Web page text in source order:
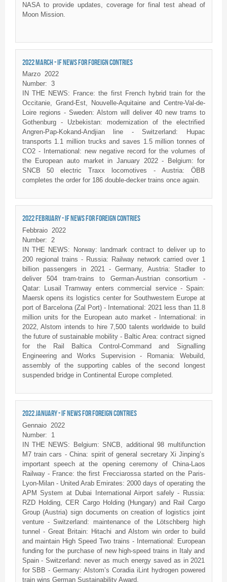
NASA to provide updates, coverage for final test ahead of
Moon Mission.
2022 MARCH - IF NEWS FOR FOREIGN CONTRIES
Marzo 2022
Number: 3
IN THE NEWS: France: the first French hybrid train for the
Occitanie, Grand-Est, Nouvelle-Aquitaine and Centre-Val-de-
Loire regions - Sweden: Alstom will deliver 40 new trams to
Gothenburg - Uzbekistan: modernization of the electrified
Angren-Pap-Kokand-Andjian line - Switzerland: Hupac
transports 1.1 million trucks and saves 1.5 million tonnes of
CO2 - International: new negative record for the volumes of
the European auto market in January 2022 - Belgium: for
SNCB 50 electric Traxx locomotives - Austria: ÖBB
completes the order for 186 double-decker trains once again.
2022 FEBRUARY - IF NEWS FOR FOREIGN CONTRIES
Febbraio
2022
Number:
2
IN THE NEWS: Norway: landmark contract to deliver up to
200 regional trains - Russia: Railway network carried over 1
billion passengers in 2021 - Germany, Austria: Stadler to
deliver 504 tram-trains to German-Austrian consortium -
Qatar: Lusail Tramway enters commercial service - Spain:
Maersk opens its logistics center for Southwestern Europe at
port of Barcelona (Zal Port) - International: 2021 less than 11.8
million units for the European auto market - International: in
2022, Alstom intends to hire 7,500 talents worldwide to build
the future of sustainable mobility - Baltic Area: contract signed
for the Rail Baltica Control-Command and Signalling
Engineering and Works Supervision - Romania: Webuild,
assembly of the supporting cables of the second longest
suspended bridge in Continental Europe completed.
2022 JANUARY - IF NEWS FOR FOREIGN CONTRIES
Gennaio
2022
Number:
1
IN THE NEWS: Belgium: SNCB, additional 98 multifunction
M7 train cars - China: spirit of general secretary Xi Jinping’s
important speech at the opening ceremony of China-Laos
Railway - France: the first Frecciarossa started on the Paris-
Lyon-Milan - United Arab Emirates: 2000 days of operating the
APM System at Dubai International Airport safely - Russia:
RZD Holding, CER Cargo Holding (Hungary) and Rail Cargo
Group (Austria) sign documents on creation of logistics joint
venture - Switzerland: maintenance of the Lötschberg high
tunnel - Great Britain: Hitachi and Alstom win order to build
and maintain High Speed Two trains - International: European
funding for the purchase of new high-speed trains in Italy and
Spain - Switzerland: never as much energy saved as in 2021
for SBB - Germany: Alstom’s Coradia iLint hydrogen powered
train wins German Sustainability Award.